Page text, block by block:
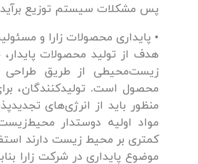
پس مشکلات سیستم توزیع
• پایداری محصولات زارا و
هدف از تولید محصولات
زیست‌محیطی از طریق طراحی
محصول است. تولیدکنندگان،
منظور باید از انرژی‌های
مواد اولیه دوستدار
کمتری بر محیط زیست دارند
موضوع پایداری در شرکت زارا